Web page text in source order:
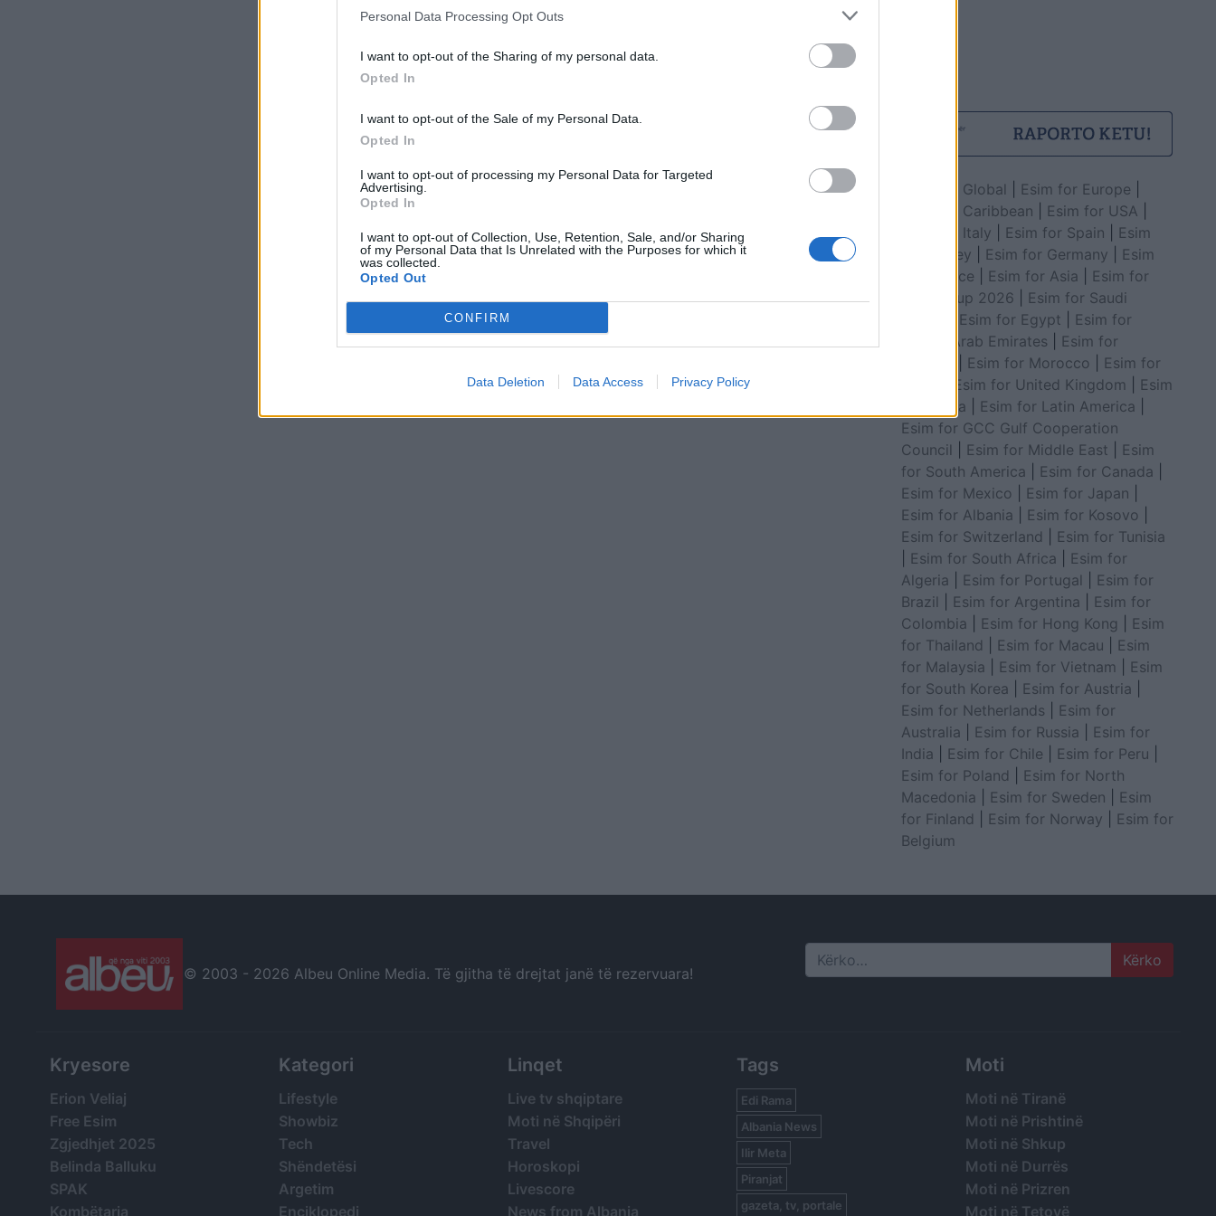
Personal Data Processing Opt Outs
I want to opt-out of the Sharing of my personal data.
Opted In
I want to opt-out of the Sale of my Personal Data.
Opted In
I want to opt-out of processing my Personal Data for Targeted
Advertising.
Opted In
I want to opt-out of Collection, Use, Retention, Sale, and/or Sharing
of my Personal Data that Is Unrelated with the Purposes for which it
was collected.
Opted Out
CONFIRM
Data Deletion Data Access Privacy Policy
Esim for Global Esim for Europe
Esim for Caribbean
Esim for USA
Esim for Italy
Esim for Spain
Esim
for Turkey
Esim for Germany
Esim
for Greece
Esim for Asia
Esim for
World Cup 2026
Esim for Saudi
Esim for Egypt
Esim for
United Arab Emirates
Esim for
Esim for Morocco
Esim for
Esim for United Kingdom
Esim
for Africa
Esim for Latin America
Esim for GCC Gulf Cooperation
Council
Esim for Middle East
Esim
for South America
Esim for Canada
Esim for Mexico
Esim for Japan
Esim for Albania
Esim for Kosovo
Esim for Switzerland
Esim for Tunisia
Esim for South Africa
Esim for
Algeria
Esim for Portugal
Esim for
Brazil
Esim for Argentina
Esim for
Colombia
Esim for Hong Kong
Esim
for Thailand
Esim for Macau
Esim
for Malaysia
Esim for Vietnam
Esim
for South Korea
Esim for Austria
Esim for Netherlands
Esim for
Australia
Esim for Russia
Esim for
India
Esim for Chile Esim for Peru
Esim for Poland
Esim for North
Macedonia
Esim for Sweden
Esim
for Finland
Esim for Norway
Esim for
Belgium
© 2003 - 2026 Albeu Online Media. Të gjitha të drejtat janë të rezervuara! Search
Kryesore
Erion Veliaj
Free Esim
Zgjedhjet 2025
Belinda Balluku
SPAK
Kombëtarja
Kategori
Lifestyle
Showbiz
Tech
Shëndetësi
Argetim
Enciklopedi
Linqet
Live tv shqiptare
Moti në Shqipëri
Travel
Horoskopi
Livescore
News from Albania
Tags
Edi Rama
Albania News
Ilir Meta
Piranjat
gazeta, tv, portale
Moti
Moti në Tiranë
Moti në Prishtinë
Moti në Shkup
Moti në Durrës
Moti në Prizren
Moti në Tetovë